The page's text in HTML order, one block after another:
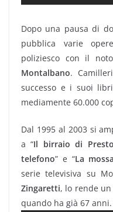
Dopo una pausa di
pubblica varie
poliziesco con il
Montalbano.
successo e i suoi
mediamente 60.000
Dal 1995 al 2003 si
a “Il birraio di
telefono” e “La
serie televisiva su
Zingaretti, lo rende un
quando ha già 67